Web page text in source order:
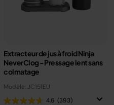
Extracteur de jus à froid Ninja
NeverClog - Pressage lent sans
colmatage
Modèle: JC151EU
4.6 (393)